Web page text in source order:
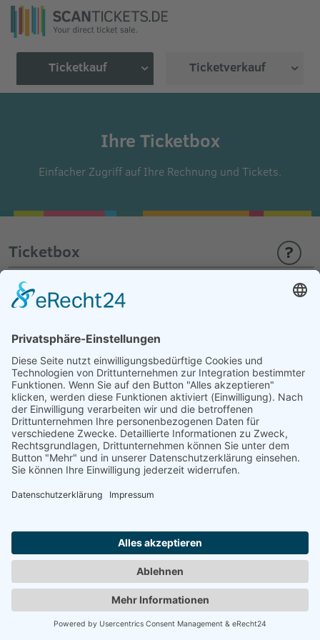
Ticketkauf Ticketverkauf
Ihre Ticketbox
Einfacher Zugriff auf Ihre Rechnung und Tickets.
Ticketbox
Tickets abholen
Passwort vergessen?
Nach oben KONTAKT
IMPRESSUM
DATENSCHUTZ
BARRIEREFREIHEITSERKLÄRUNG